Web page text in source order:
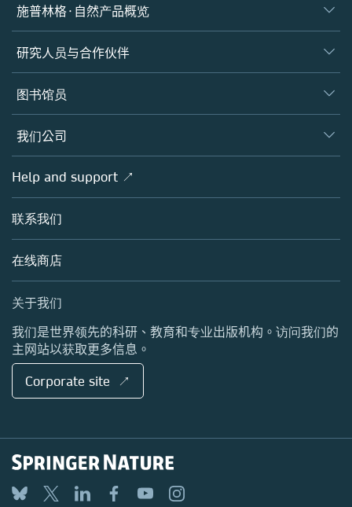
施普林格·自然产品概览
期刊
图书
平台
研究人员与合作伙伴
作者
编辑
开放科学
政策
图书馆员
概览
施普林格·自然产品概览
授权许可
博客
销售与帐户联系人
我们公司
概览
关于我们
招聘
媒体中心
地点与联系方式
Help and support ↗
联系我们
在线商店
关于我们
我们是世界领先的科研、教育和专业出版机构。访问我们的
主网站以获取更多信息。
Corporate site ↗